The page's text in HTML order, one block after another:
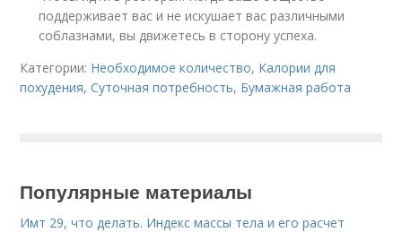
поддерживает вас и не искушает вас различными
соблазнами, вы движетесь в сторону успеха.
Категории: Необходимое количество, Калории для
похудения,Суточная потребность, Бумажная работа
Популярные материалы
Имт 29, что делать. Индекс массы тела и его расчет